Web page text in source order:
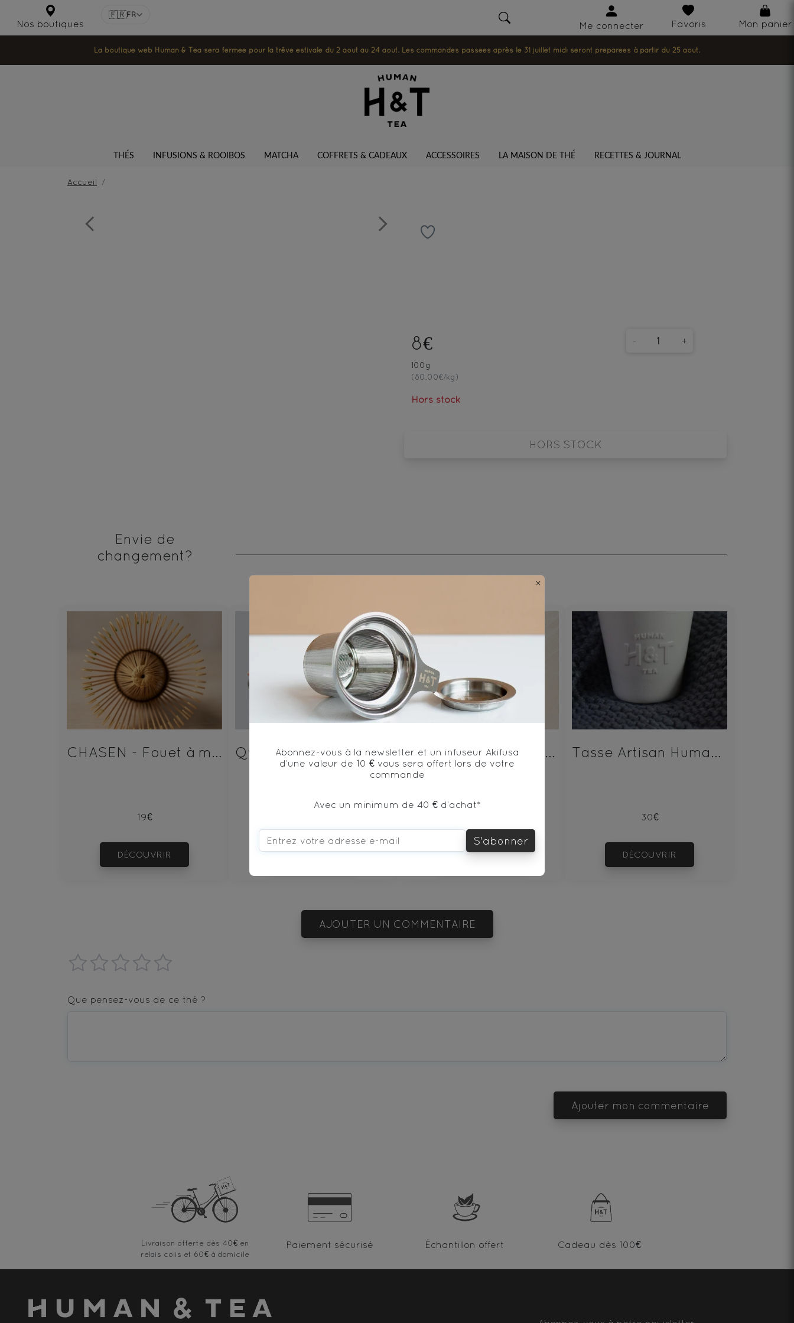
Nos boutiques
🇫🇷FR
Me connecter Favoris Mon panier
La boutique web Human & Tea sera fermée pour la trêve estivale du 2 août au 24 août. Les commandes passées après le 31 juillet midi seront préparées à partir du 25 août.
THÉS INFUSIONS & ROOIBOS MATCHA COFFRETS & CADEAUX ACCESSOIRES LA MAISON DE THÉ RECETTES & JOURNAL
Accueil
Previous Next
8€
100g
(80.00€/kg)
Hors stock
- +
HORS STOCK
Envie de
changement?
CHASEN - Fouet à matcha bambou
19€
DÉCOUVRIR
Qwetch Bouteille Isotherme Bois 500ml
DÉCOUVRIR
Cuillère à thé dosage parfait Human & Tea
DÉCOUVRIR
Tasse Artisan Human & Tea
30€
DÉCOUVRIR
AJOUTER UN COMMENTAIRE
star
—
—
stars
Que pensez-vous de ce thé ?
Ajouter mon commentaire
×
Abonnez-vous à la newsletter et un infuseur Akifusa
d’une valeur de 10 € vous sera offert lors de votre
commande
Avec un minimum de 40 € d’achat*
S'abonner
Livraison offerte Paiement sécurisé Échantillon offert Cadeau dès 100€